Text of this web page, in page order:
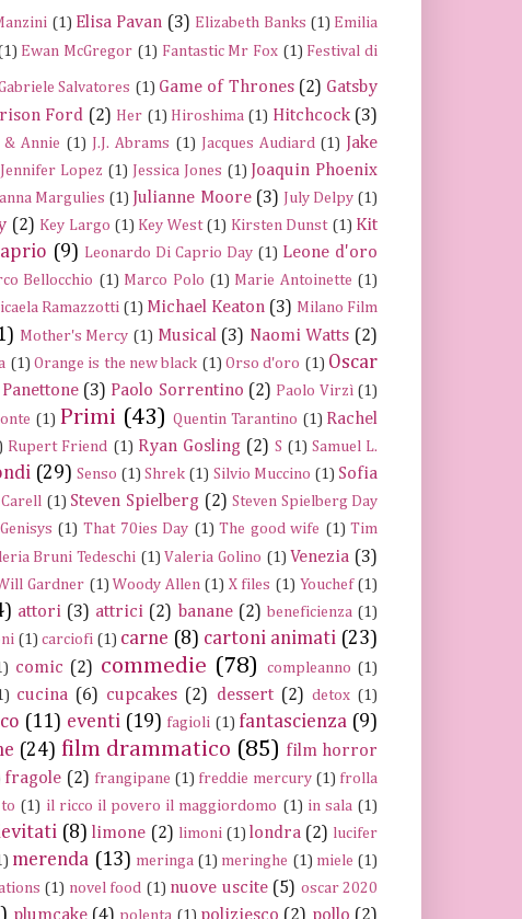
(1) Elisa Pavan (3) Elizabeth Banks (1) Emilia
Ewan McGregor (1) Fantastic Mr Fox (1) Festival di
Salvatores (1) Game of Thrones (2) Gatsby
Ford (2) Her (1) Hiroshima (1) Hitchcock (3)
& Annie (1) J.J. Abrams (1) Jacques Audiard (1) Jake
Jennifer Lopez (1) Jessica Jones (1) Joaquin Phoenix
Margulies (1) Julianne Moore (3) July Delpy (1)
(2) Key Largo (1) Key West (1) Kirsten Dunst (1) Kit
(9) Leonardo Di Caprio Day (1) Leone d'oro
Bellocchio (1) Marco Polo (1) Marie Antoinette (1)
Ramazzotti (1) Michael Keaton (3) Milano Film
Mother's Mercy (1) Musical (3) Naomi Watts (2)
(1) Orange is the new black (1) Orso d'oro (1) Oscar
Panettone (3) Paolo Sorrentino (2) Paolo Virzì (1)
(1) Primi (43) Quentin Tarantino (1) Rachel
Rupert Friend (1) Ryan Gosling (2) S (1) Samuel L.
(29) Senso (1) Shrek (1) Silvio Muccino (1) Sofia
Carell (1) Steven Spielberg (2) Steven Spielberg Day
(1) That 70ies Day (1) The good wife (1) Tim
Bruni Tedeschi (1) Valeria Golino (1) Venezia (3)
Gardner (1) Woody Allen (1) X files (1) Youchef (1)
attori (3) attrici (2) banane (2) beneficienza (1)
(1) carciofi (1) carne (8) cartoni animati (23)
comic (2) commedie (78) compleanno (1)
cucina (6) cupcakes (2) dessert (2) detox (1)
(11) eventi (19) fagioli (1) fantascienza (9)
(24) film drammatico (85) film horror
fragole (2) frangipane (1) freddie mercury (1) frolla
(1) il ricco il povero il maggiordomo (1) in sala (1)
(8) limone (2) limoni (1) londra (2) lucifer
merenda (13) meringa (1) meringhe (1) miele (1)
(1) novel food (1) nuove uscite (5) oscar 2020
plumcake (4) polenta (1) poliziesco (2) pollo (2)